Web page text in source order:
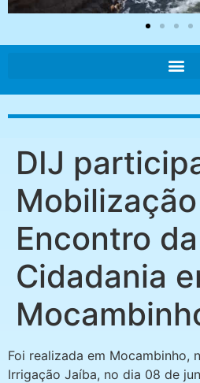
DIJ
Encontro da
Cidadania
Foi realizada em Mocambinho,
Irrigação Jaíba, no dia 08 de